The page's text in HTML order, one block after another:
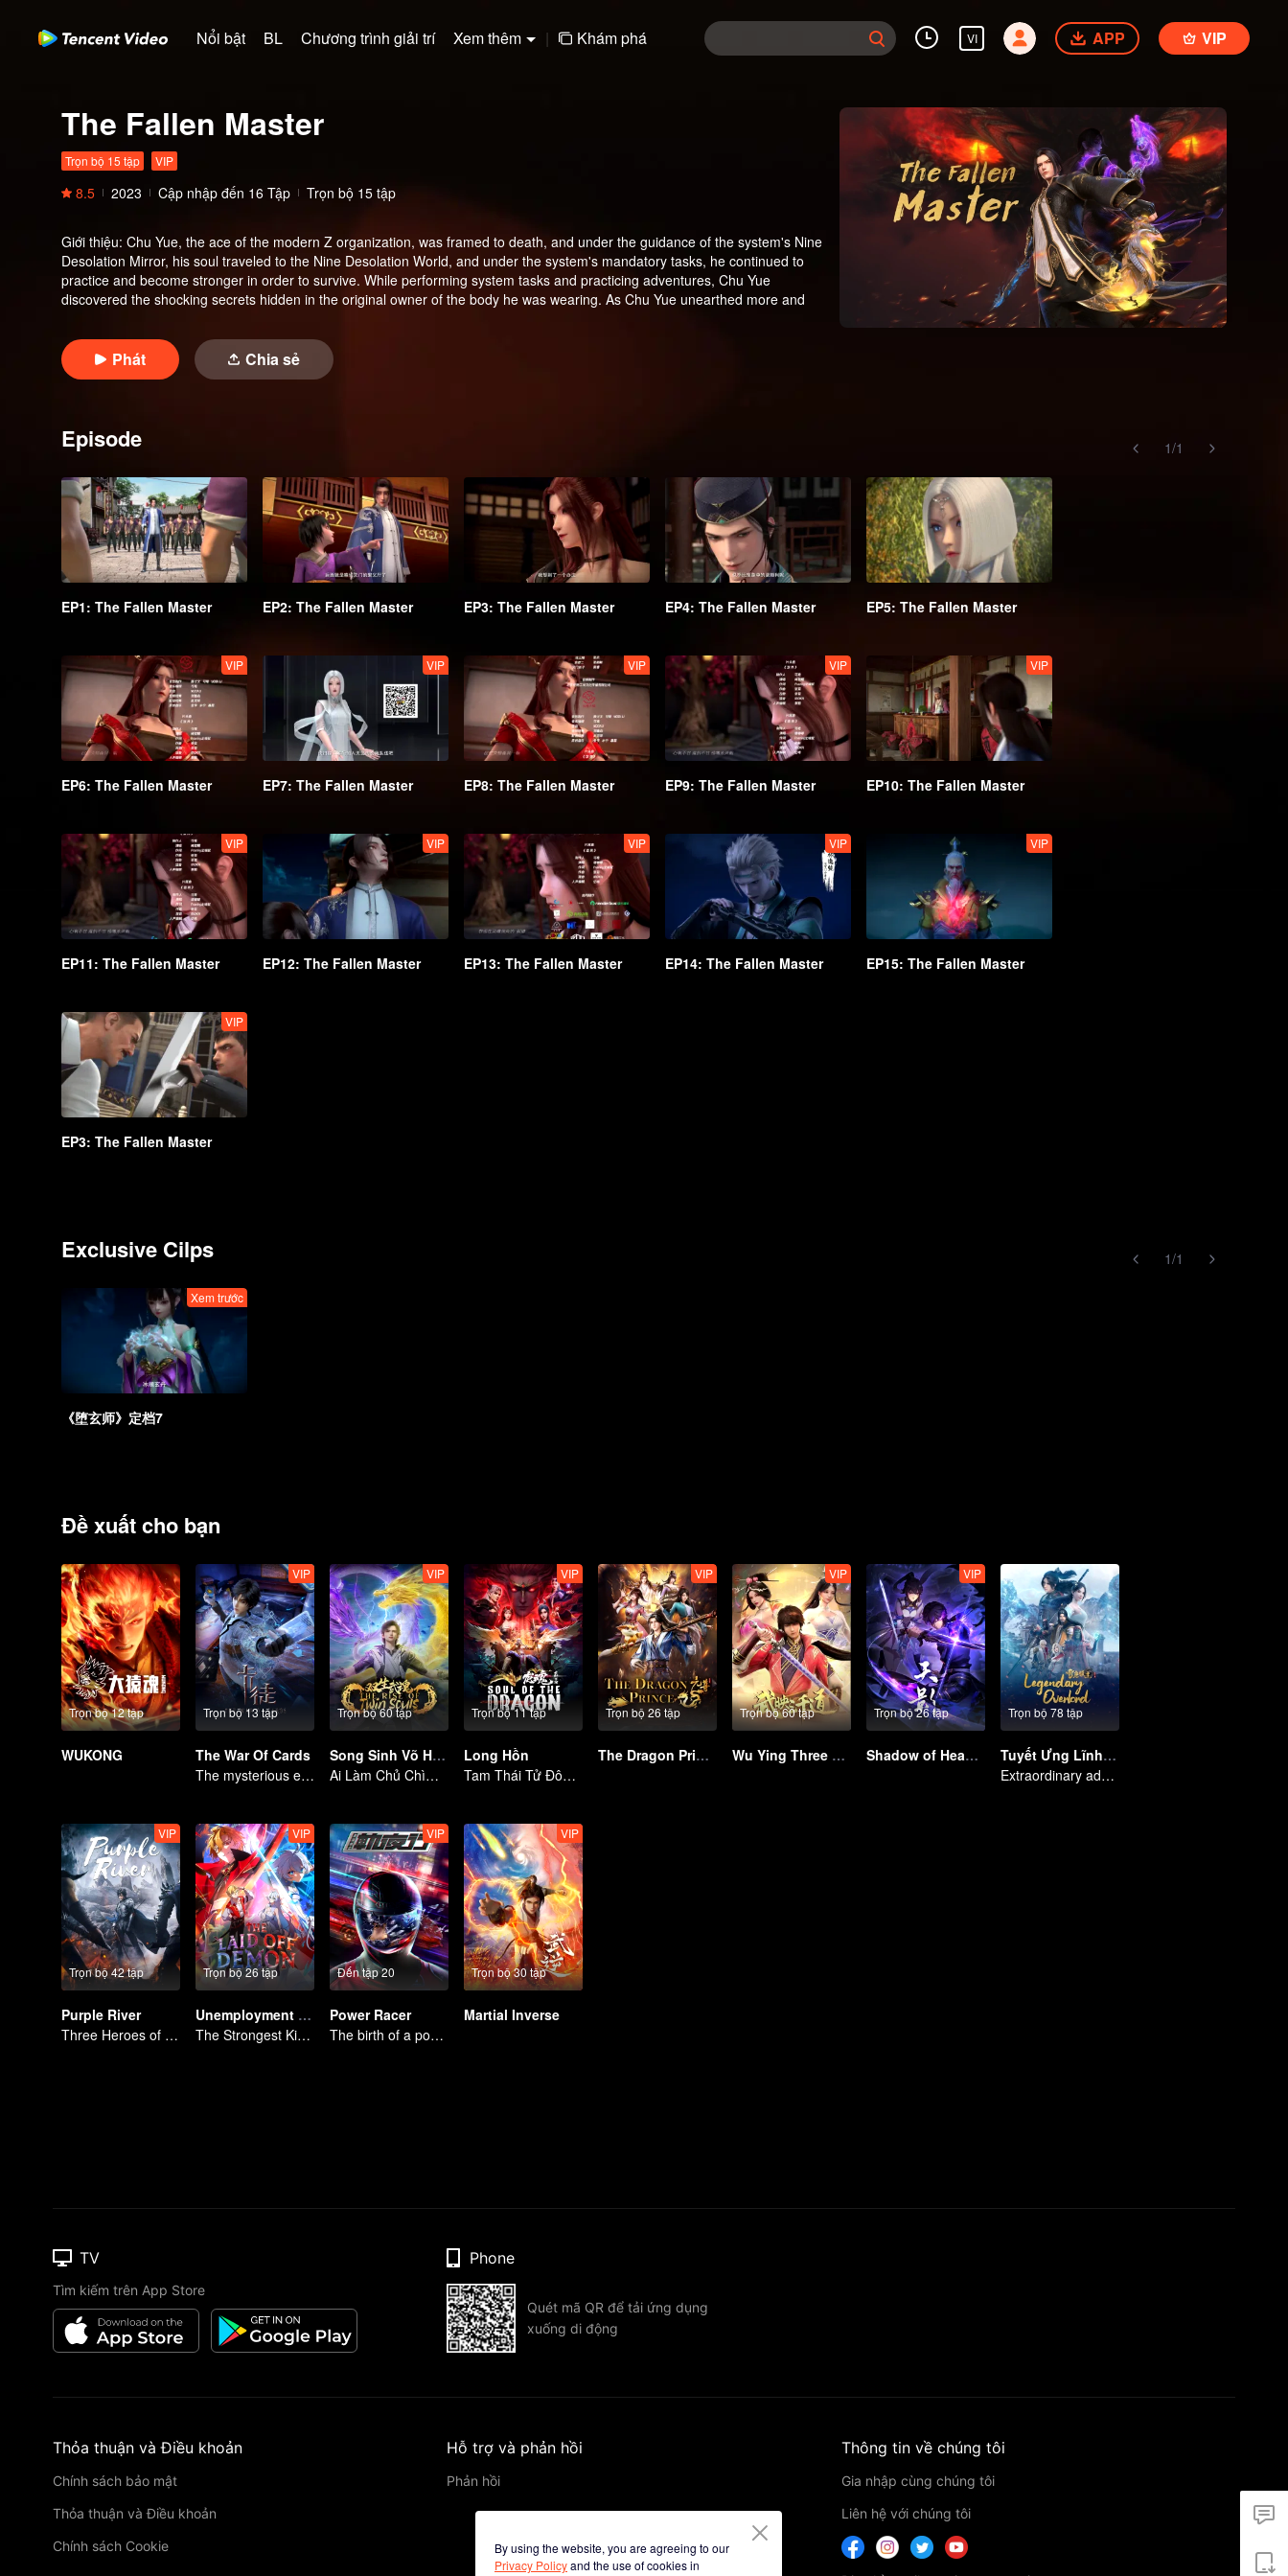
Nổi bật BL Chương trình giải trí Xem thêm | Khám phá VI APP VIP
The Fallen Master
Trọn bộ 15 tập VIP
8.5 2023 Cập nhập đến 16 Tập Trọn bộ 15 tập
Giới thiệu: Chu Yue, the ace of the modern Z organization, was framed to death, and under the guidance of the system's Nine
Desolation Mirror, his soul traveled to the Nine Desolation World, and under the system's mandatory tasks, he continued to
practice and become stronger in order to survive. While performing system tasks and practicing adventures, Chu Yue
discovered the shocking secrets hidden in the original owner of the body he was wearing. As Chu Yue unearthed more and
Desolation Mirror System, but there were other hosts of the Nine Desolation Mirror System in the Nine Desolation World.
Phát Chia sẻ
Episode 1/1
EP1: The Fallen Master EP2: The Fallen Master EP3: The Fallen Master EP4: The Fallen Master EP5: The Fallen Master
VIP
EP6: The Fallen Master
VIP
EP7: The Fallen Master
VIP
EP8: The Fallen Master
VIP
EP9: The Fallen Master
VIP
EP10: The Fallen Master
VIP
EP11: The Fallen Master
VIP
EP12: The Fallen Master
VIP
EP13: The Fallen Master
VIP
EP14: The Fallen Master
VIP
EP15: The Fallen Master
VIP
EP3: The Fallen Master
Exclusive Cilps 1/1
Xem trước
《堕玄师》定档7
Đề xuất cho bạn
Trọn bộ 12 tập
WUKONG
Trọn bộ 13 tập
VIP
The War Of Cards
The mysterious energy from cards caused a war, how did Chen Mu handle it?
Trọn bộ 60 tập
VIP
Song Sinh Võ Hồn
Ai Làm Chủ Chìm Nổi, Thần Võ Vô Địch
Trọn bộ 11 tập
VIP
Long Hồn
Tam Thái Tử Đông Hải đưa Na Tra hắc ám vào chỗ chết
Trọn bộ 26 tập
VIP
The Dragon Prince
Trọn bộ 60 tập
VIP
Wu Ying Three Thousand Paths
Trọn bộ 26 tập
VIP
Shadow of Heaven
Trọn bộ 78 tập
Tuyết Ưng Lĩnh Chủ
Extraordinary adventure, a teenager reborn from adversity.
Trọn bộ 42 tập
VIP
Purple River
Three Heroes of Zichuan's adventure on Xichuan Continent
Trọn bộ 26 tập
VIP
Unemployment Devil
The Strongest King in the Demon World Suddenly Gets Laid Off?
Đến tập 20
VIP
Power Racer
The birth of a powerful racer.
Trọn bộ 30 tập
VIP
Martial Inverse
By using the website, you are agreeing to our
Privacy Policyand the use of cookies in
TV
Tìm kiếm trên App Store
Phone
Quét mã QR để tải ứng dụng
xuống di động
Thỏa thuận và Điều khoản
Chính sách bảo mật
Thỏa thuận và Điều khoản
Chính sách Cookie
Hỗ trợ và phản hồi
Phản hồi
Thông tin về chúng tôi
Gia nhập cùng chúng tôi
Liên hệ với chúng tôi